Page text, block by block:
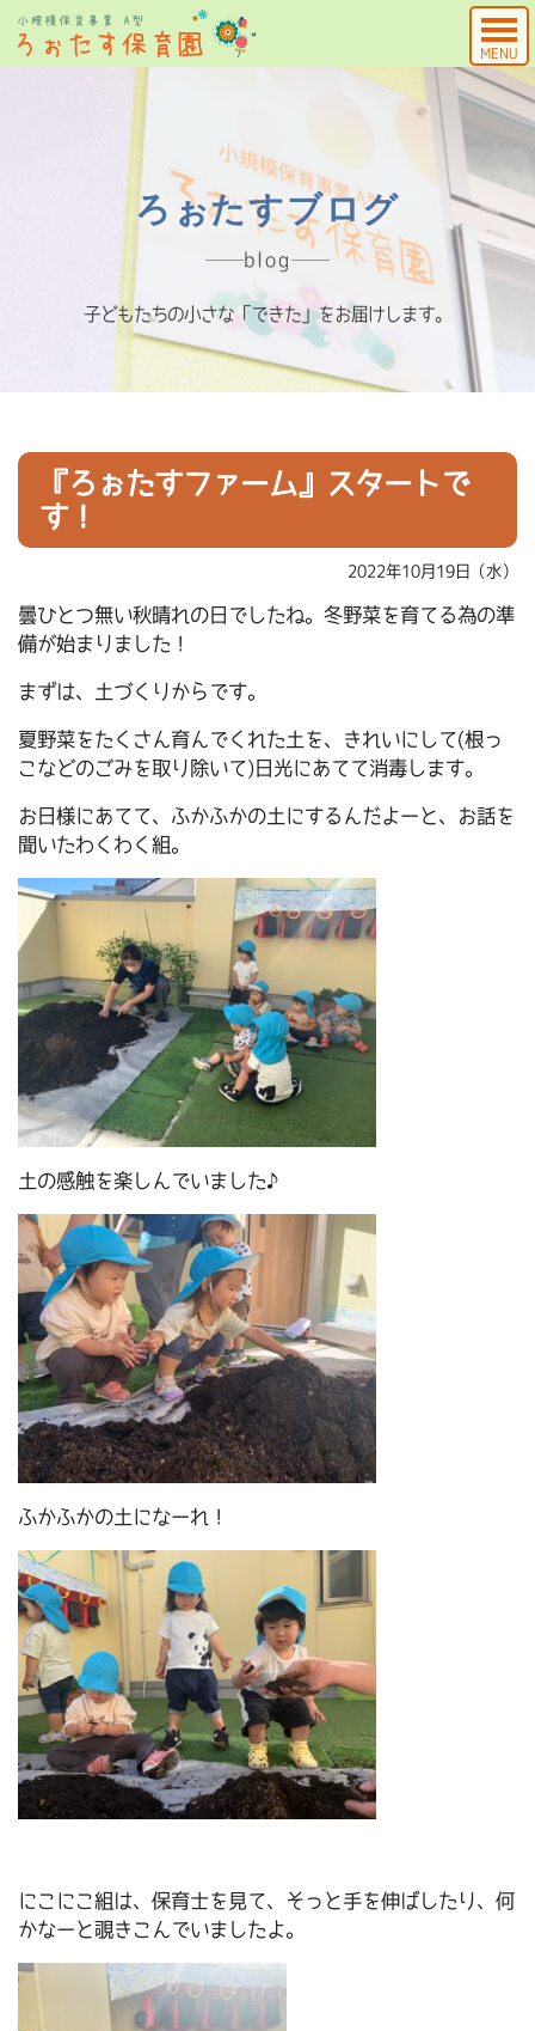
MENU
ろぉたすブログ
blog
子どもたちの小さな「できた」をお届けします。
『ろぉたすファーム』スタートで
す！
2022年10月19日（水）
曇ひとつ無い秋晴れの日でしたね。冬野菜を育てる為の準
備が始まりました！
まずは、土づくりからです。
夏野菜をたくさん育んでくれた土を、きれいにして(根っ
こなどのごみを取り除いて)日光にあてて消毒します。
お日様にあてて、ふかふかの土にするんだよーと、お話を
聞いたわくわく組。
土の感触を楽しんでいました♪
ふかふかの土になーれ！
にこにこ組は、保育士を見て、そっと手を伸ばしたり、何
かなーと覗きこんでいましたよ。